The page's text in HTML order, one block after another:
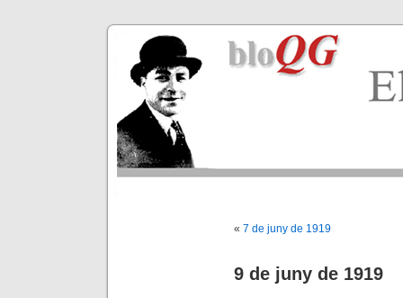
« 7 de juny de 1919
9 de juny de 1919